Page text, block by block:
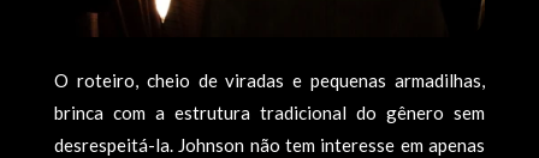
O roteiro, cheio de viradas e pequenas armadilhas,
brinca com a estrutura tradicional do gênero sem
desrespeitá-la. Johnson não tem interesse em apenas